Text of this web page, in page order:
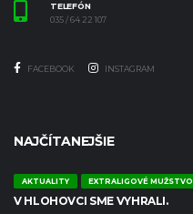
TELEFÓN
035 / 64 22 107
FACEBOOK INSTAGRAM
NAJČÍTANEJŠIE
AKTUALITY EXTRALIGOVÉ MUŽSTVO
V HLOHOVCI SME VYHRALI.